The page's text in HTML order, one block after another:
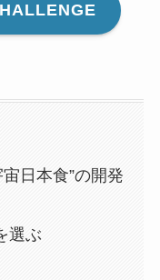
日本食”の開発
選ぶ